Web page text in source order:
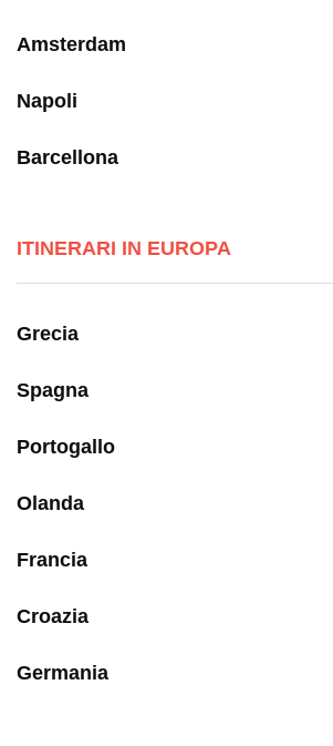
Amsterdam
Napoli
Barcellona
ITINERARI IN EUROPA
Grecia
Spagna
Portogallo
Olanda
Francia
Croazia
Germania